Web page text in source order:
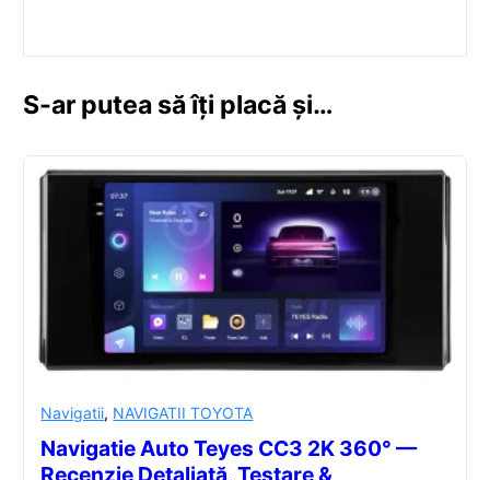
S-ar putea să îți placă și…
Navigatii, NAVIGATII TOYOTA
Navigatie Auto Teyes CC3 2K 360° —
Recenzie Detaliată, Testare &